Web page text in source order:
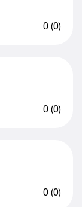
0 (0)
0 (0)
0 (0)